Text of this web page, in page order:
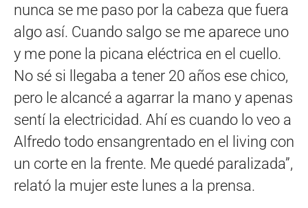
nunca se me paso por la cabeza que fuera
algo así. Cuando salgo se me aparece uno
y me pone la picana eléctrica en el cuello.
No sé si llegaba a tener 20 años ese chico,
pero le alcancé a agarrar la mano y apenas
sentí la electricidad. Ahí es cuando lo veo a
Alfredo todo ensangrentado en el living con
un corte en la frente. Me quedé paralizada”,
relató la mujer este lunes a la prensa.